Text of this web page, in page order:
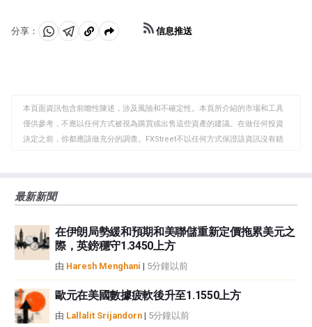
分享：
分 分 複
板
信息推送
本頁面資訊包含前瞻性陳述，涉及風險和不確定性。本頁所介紹的市場和工具
僅供參考，不應以任何方式被視為購買或出售這些資產的建議。在做任何投資
決定之前，你都應該做充分的調查。FXStreet不以任何方式保證該資訊沒有錯
觀點，並不代表FXStreet或其廣告商的官方政策或立場。作者不對本頁連結的
如果文章正文中沒有明確提到，在撰寫本文時，作者在本文中提到的任何股票
中都沒有頭寸，也沒有與文中提到的任何公司有業務關係。除了FXStreet，作
者沒有收到撰寫這篇文章的報酬。
性不作任何陳述。FXStreet和作者將不承擔任何錯誤，遺漏或任何損失，傷害
或損害由此資訊及其顯示或使用引起的。錯誤和遺漏除外。本文作者和
FXStreet並非註冊投資顧問，本文內容無意提供任何投資建議。
最新新聞
在伊朗局勢緩和預期和美聯儲重新定價拖累美元之
際，英鎊穩守1.3450上方
由 Haresh Menghani | 5分鐘以前
歐元在美國數據疲軟後升至1.1550上方
由 Lallalit Srijandorn | 5分鐘以前